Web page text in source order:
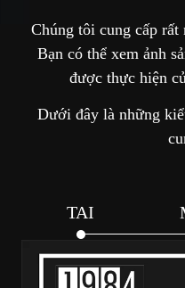
Chúng tôi cung cấp
Bạn có thể xem ảnh
được thực hiện
Dưới đây là những
TAI